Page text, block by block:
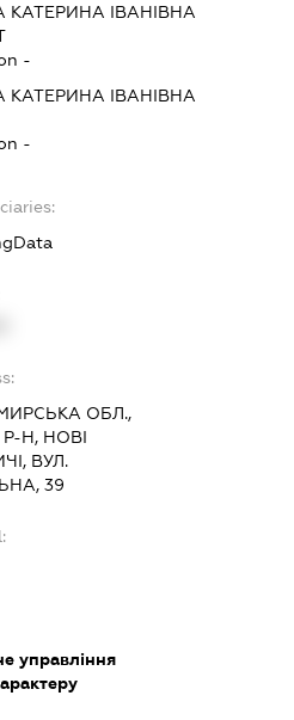
ІВАНІВНА
-
ІВАНІВНА
-
ОБЛ.,
Н, НОВІ
ВУЛ.
39
управління